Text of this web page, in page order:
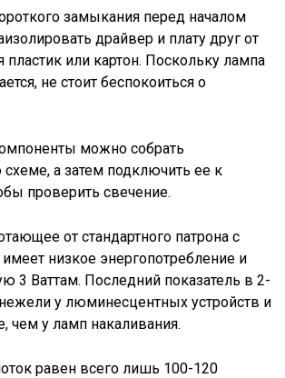
замыкания перед началом
драйвер и плату друг от
пластик или картон. Поскольку лампа
не стоит беспокоиться о
можно собрать
а затем подключить ее к
проверить свечение.
от стандартного патрона с
низкое энергопотребление и
3 Ваттам. Последний показатель в 2-
у люминесцентных устройств и
чем у ламп накаливания.
равен всего лишь 100-120